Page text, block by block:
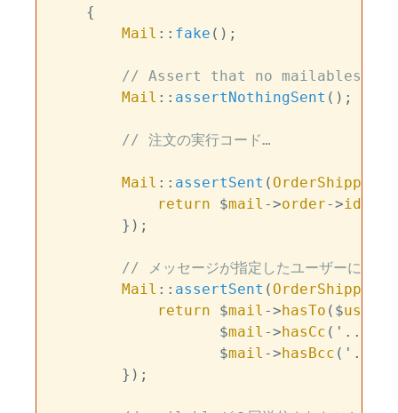
{
Mail :: fake ();
// Assert that no mailables
Mail :: assertNothingSent ();
// 注文の実行コード…
Mail :: assertSent ( OrderShipped
return $mail ->order->id
        });
// メッセージが指定したユーザーに届い
Mail :: assertSent ( OrderShipped
return $mail ->hasTo ($user
                   $
mail ->hasCc ('...')
                   $
mail ->hasBcc
        });